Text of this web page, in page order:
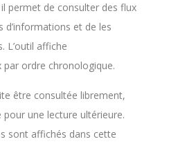
permet de consulter des flux
d’informations et de les
L’outil affiche
ordre chronologique.
être consultée librement,
une lecture ultérieure.
sont affichés dans cette